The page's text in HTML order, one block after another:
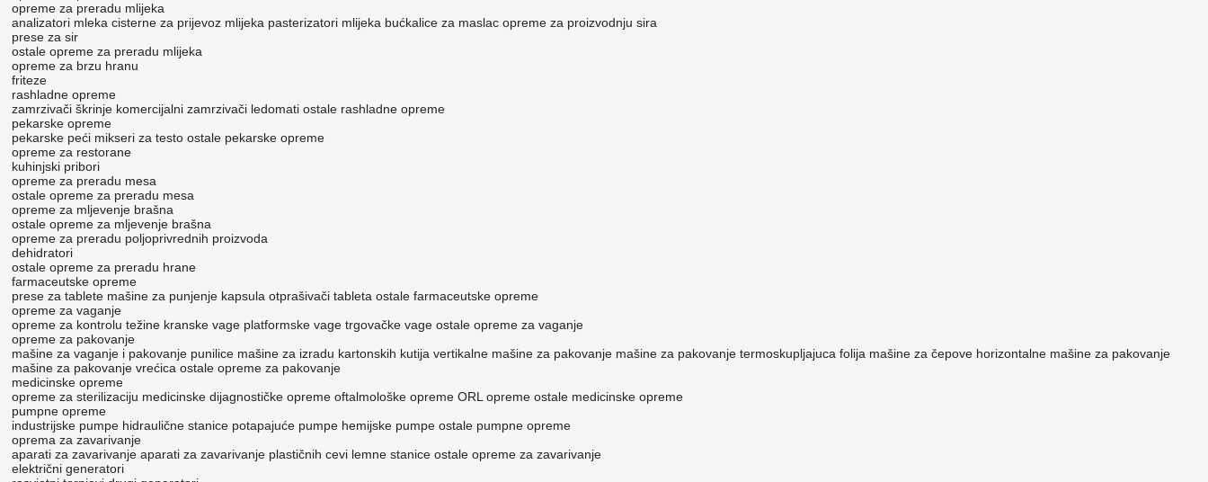
opreme za preradu mlijeka
analizatori mleka cisterne za prijevoz mlijeka pasterizatori mlijeka bućkalice za maslac opreme za proizvodnju sira
prese za sir
ostale opreme za preradu mlijeka
opreme za brzu hranu
friteze
rashladne opreme
zamrzivači škrinje komercijalni zamrzivači ledomati ostale rashladne opreme
pekarske opreme
pekarske peći mikseri za testo ostale pekarske opreme
opreme za restorane
kuhinjski pribori
opreme za preradu mesa
ostale opreme za preradu mesa
opreme za mljevenje brašna
ostale opreme za mljevenje brašna
opreme za preradu poljoprivrednih proizvoda
dehidratori
ostale opreme za preradu hrane
farmaceutske opreme
prese za tablete mašine za punjenje kapsula otprašivači tableta ostale farmaceutske opreme
opreme za vaganje
opreme za kontrolu težine kranske vage platformske vage trgovačke vage ostale opreme za vaganje
opreme za pakovanje
mašine za vaganje i pakovanje punilice mašine za izradu kartonskih kutija vertikalne mašine za pakovanje mašine za pakovanje termoskupljajuca folija mašine za čepove horizontalne mašine za pakovanje
mašine za pakovanje vrećica ostale opreme za pakovanje
medicinske opreme
opreme za sterilizaciju medicinske dijagnostičke opreme oftalmološke opreme ORL opreme ostale medicinske opreme
pumpne opreme
industrijske pumpe hidraulične stanice potapajuće pumpe hemijske pumpe ostale pumpne opreme
oprema za zavarivanje
aparati za zavarivanje aparati za zavarivanje plastičnih cevi lemne stanice ostale opreme za zavarivanje
električni generatori